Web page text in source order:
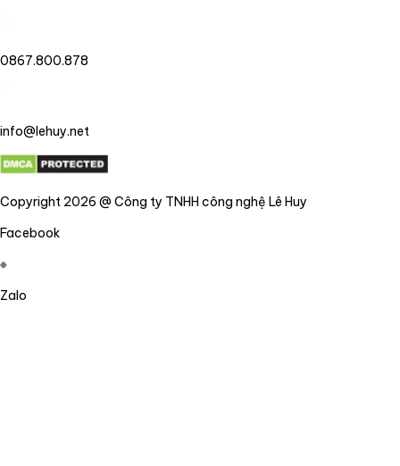
0867.800.878
info@lehuy.net
Copyright 2026 @ Công ty TNHH công nghệ Lê Huy
Facebook
Zalo